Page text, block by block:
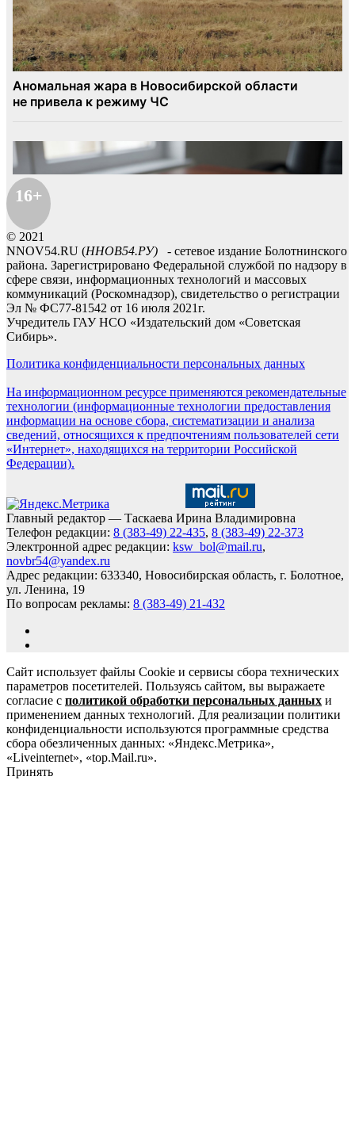
16+
© 2021
NNOV54.RU (ННОВ54.РУ) - сетевое издание Болотнинского
района. Зарегистрировано Федеральной службой по надзору в
сфере связи, информационных технологий и массовых
коммуникаций (Роскомнадзор), свидетельство о регистрации
Эл № ФС77-81542 от 16 июля 2021г.
Учредитель ГАУ НСО «Издательский дом «Советская
Сибирь».
Политика конфиденциальности персональных данных
На информационном ресурсе применяются рекомендательные
технологии (информационные технологии предоставления
информации на основе сбора, систематизации и анализа
сведений, относящихся к предпочтениям пользователей сети
«Интернет», находящихся на территории Российской
Федерации).
Главный редактор — Таскаева Ирина Владимировна
Телефон редакции: 8 (383-49) 22-435, 8 (383-49) 22-373
Электронной адрес редакции: ksw_bol@mail.ru,
novbr54@yandex.ru
Адрес редакции: 633340, Новосибирская область, г. Болотное,
ул. Ленина, 19
По вопросам рекламы: 8 (383-49) 21-432
Сайт использует файлы Cookie и сервисы сбора технических
параметров посетителей. Пользуясь сайтом, вы выражаете
согласие с политикой обработки персональных данных и
применением данных технологий. Для реализации политики
конфиденциальности используются программные средства
сбора обезличенных данных: «Яндекс.Метрика»,
«Liveinternet», «top.Mail.ru».
Принять